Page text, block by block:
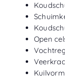
Open